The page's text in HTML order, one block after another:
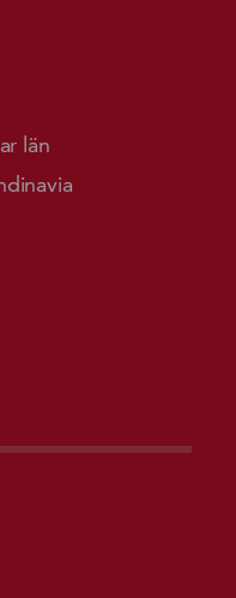
län